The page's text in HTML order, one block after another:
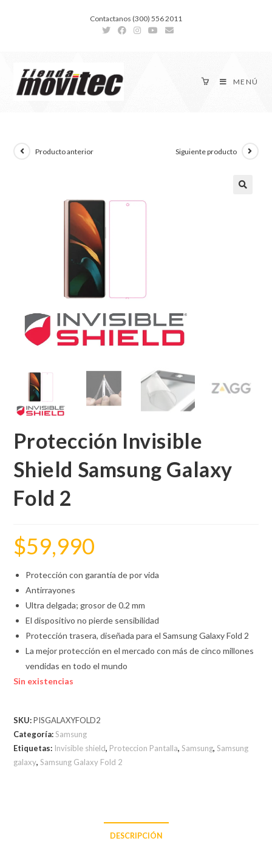
Contactanos (300) 556 2011
MENÚ
Producto anterior Siguiente producto
Protección Invisible
Shield Samsung Galaxy
Fold 2
$59,990
Protección con garantía de por vida
Antirrayones
Ultra delgada; grosor de 0.2 mm
El dispositivo no pierde sensibilidad
Protección trasera, diseñada para el Samsung Galaxy Fold 2
La mejor protección en el mercado con más de cinco millones
vendidas en todo el mundo
Sin existencias
SKU:PISGALAXYFOLD2
Categoría:Samsung
Etiquetas: Invisible shield, Proteccion Pantalla,Samsung,Samsung
galaxy,Samsung Galaxy Fold 2
DESCRIPCIÓN